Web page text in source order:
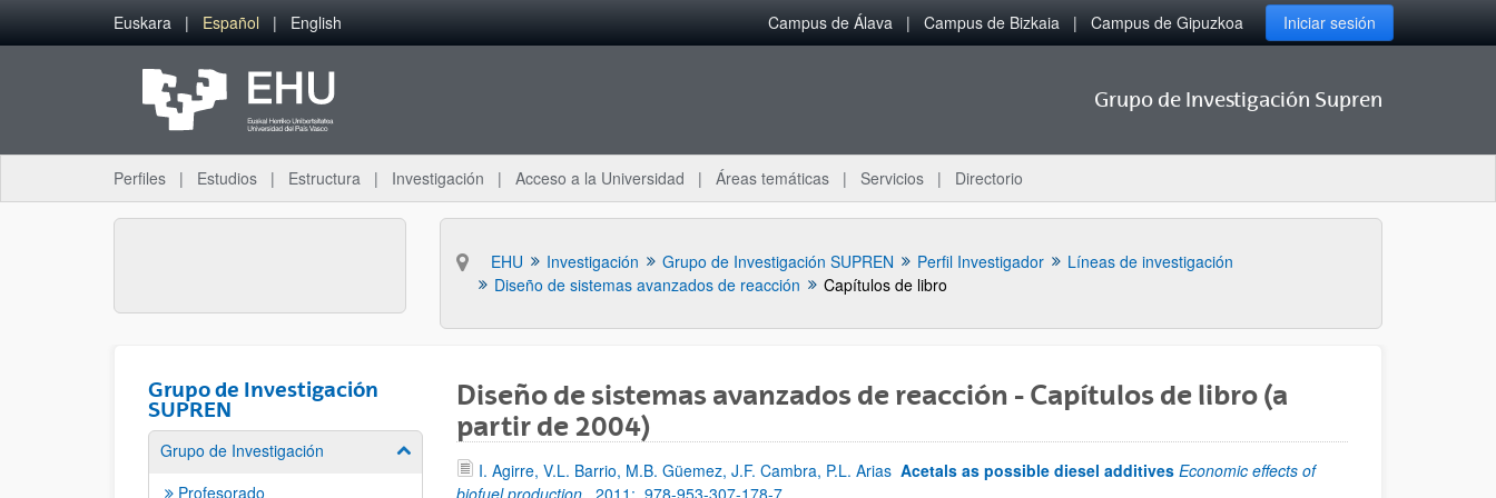
Saltar al contenido principal
Euskara Español English Campus de Álava Campus de Bizkaia Campus de Gipuzkoa Iniciar sesión
Grupo de Investigación Supren
Perfiles Estudios Estructura Investigación Acceso a la Universidad Áreas temáticas Servicios Directorio
EHU Investigación Grupo de Investigación SUPREN Perfil Investigador
Líneas de investigación
Diseño de sistemas avanzados de reacción
Capítulos de libro
Grupo de Investigación
SUPREN
Grupo de Investigación Mostrar/ocultar subpáginas
Profesorado
Diseño de sistemas avanzados de reacción - Capítulos de libro (a
partir de 2004)
I. Agirre, V.L. Barrio, M.B. Güemez, J.F. Cambra, P.L. Arias Acetals as possible diesel additives Economic effects of
biofuel production, 2011; 978-953-307-178-7